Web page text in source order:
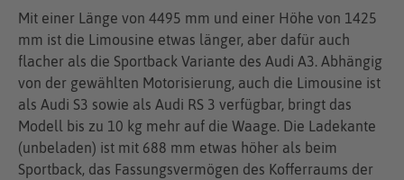
Mit einer Länge von 4495 mm und einer Höhe von 1425
mm ist die Limousine etwas länger, aber dafür auch
flacher als die Sportback Variante des Audi A3. Abhängig
von der gewählten Motorisierung, auch die Limousine ist
als Audi S3 sowie als Audi RS 3 verfügbar, bringt das
Modell bis zu 10 kg mehr auf die Waage. Die Ladekante
(unbeladen) ist mit 688 mm etwas höher als beim
Sportback, das Fassungsvermögen des Kofferraums der